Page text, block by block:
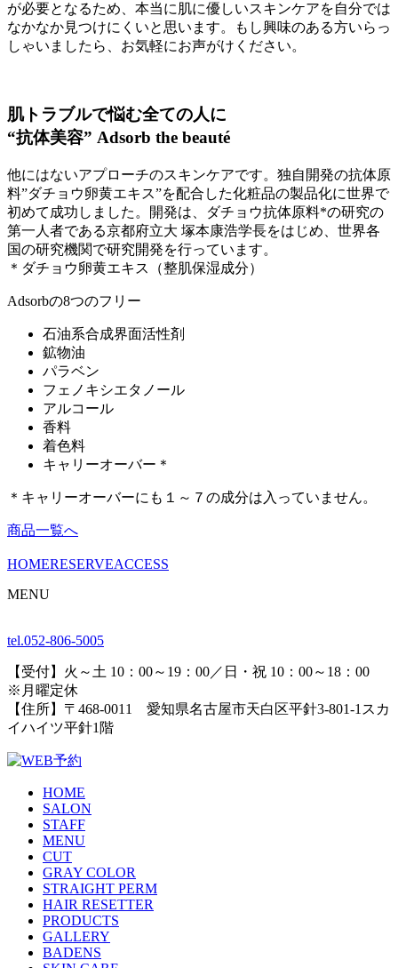
が必要となるため、本当に肌に優しいスキンケアを自分では
なかなか見つけにくいと思います。もし興味のある方いらっ
しゃいましたら、お気軽にお声がけください。
肌トラブルで悩む全ての人に
“抗体美容” Adsorb the beauté
他にはないアプローチのスキンケアです。独自開発の抗体原
料”ダチョウ卵黄エキス”を配合した化粧品の製品化に世界で
初めて成功しました。開発は、ダチョウ抗体原料*の研究の
第一人者である京都府立大 塚本康浩学長をはじめ、世界各
国の研究機関で研究開発を行っています。
＊ダチョウ卵黄エキス（整肌保湿成分）
Adsorbの8つのフリー
石油系合成界面活性剤
鉱物油
パラベン
フェノキシエタノール
アルコール
香料
着色料
キャリーオーバー＊
＊キャリーオーバーにも１～７の成分は入っていません。
商品一覧へ
HOMERESERVEACCESS
MENU
tel.052-806-5005
【受付】火～土 10：00～19：00／日・祝 10：00～18：00
※月曜定休
【住所】〒468-0011 愛知県名古屋市天白区平針3-801-1スカ
イハイツ平針1階
HOME
SALON
STAFF
MENU
CUT
GRAY COLOR
STRAIGHT PERM
HAIR RESETTER
PRODUCTS
GALLERY
BADENS